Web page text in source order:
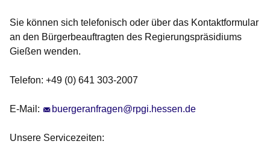
Sie können sich telefonisch oder über das Kontaktformular
an den Bürgerbeauftragten des Regierungspräsidiums
Gießen wenden.
Telefon: +49 (0) 641 303-2007
E-Mail: buergeranfragen@rpgi.hessen.de
Unsere Servicezeiten: